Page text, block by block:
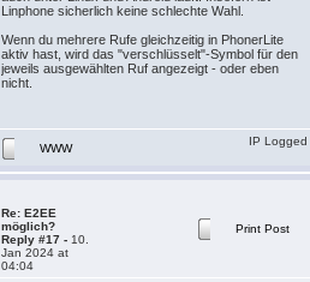
Linphone sicherlich keine schlechte Wahl.
Wenn du mehrere Rufe gleichzeitig in PhonerLite
aktiv hast, wird das "verschlüsselt"-Symbol für den
jeweils ausgewählten Ruf angezeigt - oder eben
nicht.
WWW
IP Logged
Re: E2EE
möglich?
Reply #17 - 10.
Jan 2024 at
04:04
Print Post